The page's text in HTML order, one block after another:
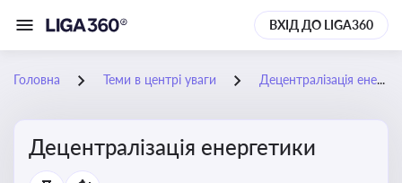
ВХІД ДО LIGA360
Головна Теми в центрі уваги Децентралізація енергетики
Децентралізація енергетики